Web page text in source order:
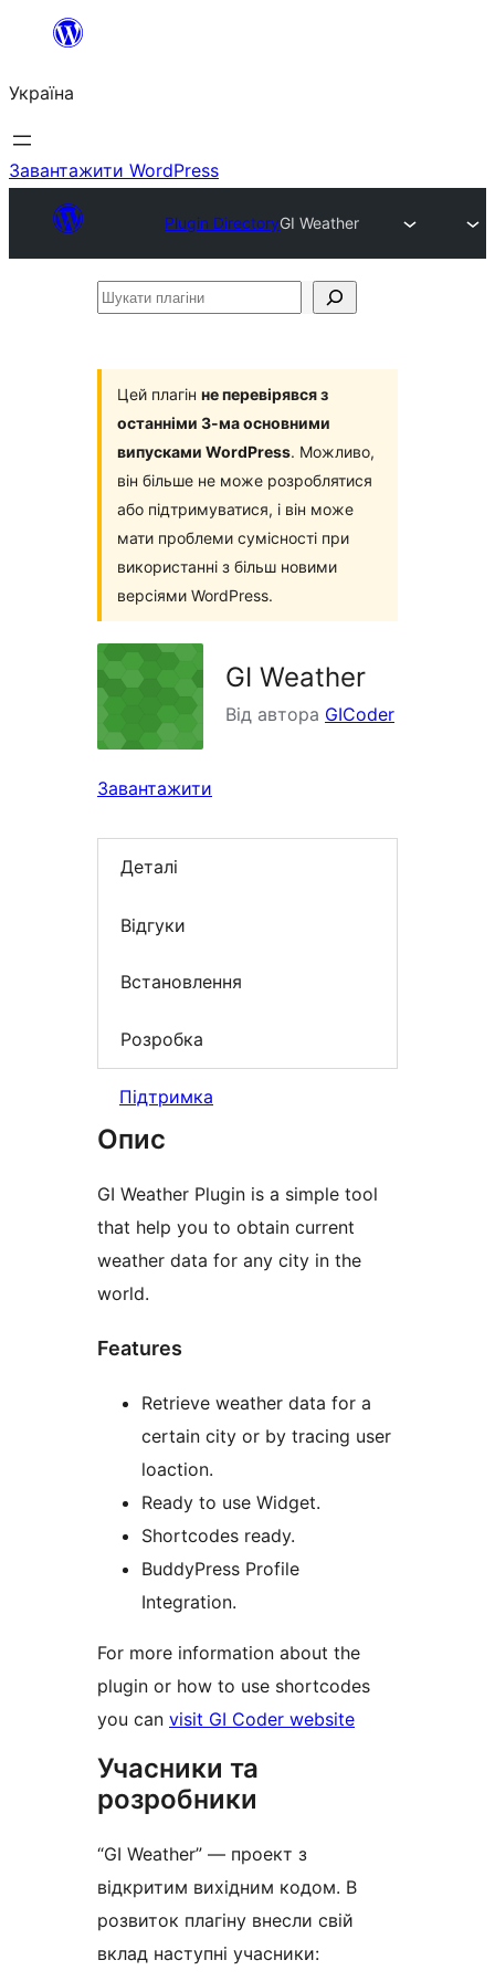
Перейти
вмісту
Україна
Завантажити WordPress
Plugin DirectoryGI Weather
Шукати
Цей плагін не перевірявся з
останніми 3-ма основними
випусками WordPress. Можливо,
він більше не може розроблятися
або підтримуватися, і він може
мати проблеми сумісності при
використанні з більш новими
версіями WordPress.
GI Weather
Від автора GICoder
Завантажити
Деталі
Відгуки
Встановлення
Розробка
Підтримка
Опис
GI Weather Plugin is a simple tool
that help you to obtain current
weather data for any city in the
world.
Features
Retrieve weather data for a
certain city or by tracing user
loaction.
Ready to use Widget.
Shortcodes ready.
BuddyPress Profile
Integration.
For more information about the
plugin or how to use shortcodes
you can visit GI Coder website
Учасники та
розробники
“GI Weather” — проект з
відкритим вихідним кодом. В
розвиток плагіну внесли свій
вклад наступні учасники: